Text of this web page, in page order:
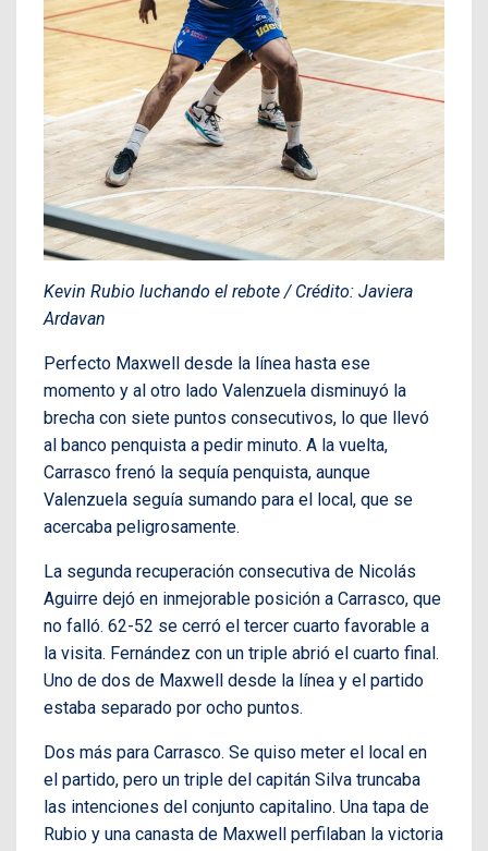
Kevin Rubio luchando el rebote / Crédito: Javiera
Ardavan
Perfecto Maxwell desde la línea hasta ese
momento y al otro lado Valenzuela disminuyó la
brecha con siete puntos consecutivos, lo que llevó
al banco penquista a pedir minuto. A la vuelta,
Carrasco frenó la sequía penquista, aunque
Valenzuela seguía sumando para el local, que se
acercaba peligrosamente.
La segunda recuperación consecutiva de Nicolás
Aguirre dejó en inmejorable posición a Carrasco, que
no falló. 62-52 se cerró el tercer cuarto favorable a
la visita. Fernández con un triple abrió el cuarto final.
Uno de dos de Maxwell desde la línea y el partido
estaba separado por ocho puntos.
Dos más para Carrasco. Se quiso meter el local en
el partido, pero un triple del capitán Silva truncaba
las intenciones del conjunto capitalino. Una tapa de
Rubio y una canasta de Maxwell perfilaban la victoria